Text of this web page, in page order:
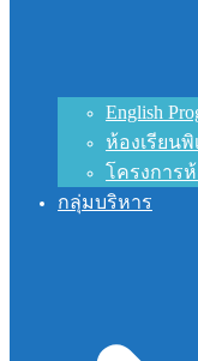
English
ห้องเรียน
โครงการ
กลุ่มบริหาร